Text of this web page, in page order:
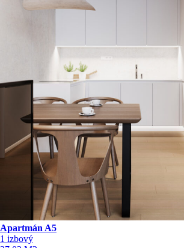
Apartmán A5
1 izbový